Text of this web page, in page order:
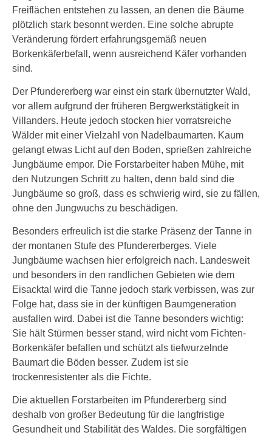
Freiflächen entstehen zu lassen, an denen die Bäume
plötzlich stark besonnt werden. Eine solche abrupte
Veränderung fördert erfahrungsgemäß neuen
Borkenkäferbefall, wenn ausreichend Käfer vorhanden
sind.
Der Pfundererberg war einst ein stark übernutzter Wald,
vor allem aufgrund der früheren Bergwerkstätigkeit in
Villanders. Heute jedoch stocken hier vorratsreiche
Wälder mit einer Vielzahl von Nadelbaumarten. Kaum
gelangt etwas Licht auf den Boden, sprießen zahlreiche
Jungbäume empor. Die Forstarbeiter haben Mühe, mit
den Nutzungen Schritt zu halten, denn bald sind die
Jungbäume so groß, dass es schwierig wird, sie zu fällen,
ohne den Jungwuchs zu beschädigen.
Besonders erfreulich ist die starke Präsenz der Tanne in
der montanen Stufe des Pfundererberges. Viele
Jungbäume wachsen hier erfolgreich nach. Landesweit
und besonders in den randlichen Gebieten wie dem
Eisacktal wird die Tanne jedoch stark verbissen, was zur
Folge hat, dass sie in der künftigen Baumgeneration
ausfallen wird. Dabei ist die Tanne besonders wichtig:
Sie hält Stürmen besser stand, wird nicht vom Fichten-
Borkenkäfer befallen und schützt als tiefwurzelnde
Baumart die Böden besser. Zudem ist sie
trockenresistenter als die Fichte.
Die aktuellen Forstarbeiten im Pfundererberg sind
deshalb von großer Bedeutung für die langfristige
Gesundheit und Stabilität des Waldes. Die sorgfältigen